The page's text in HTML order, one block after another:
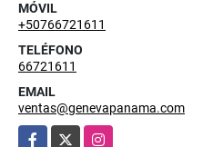
MÓVIL
+50766721611
TELÉFONO
66721611
EMAIL
ventas@genevapanama.com
Facebook
Instagram